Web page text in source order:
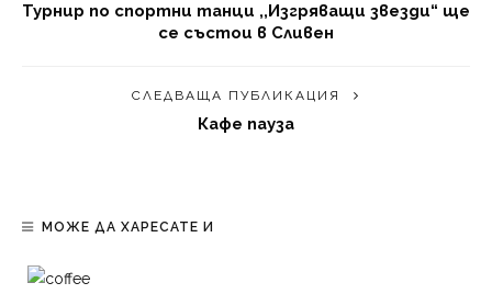
Турнир по спортни танци ,,Изгряващи звезди“ ще
се състои в Сливен
СЛЕДВАЩА ПУБЛИКАЦИЯ
Кафе пауза
МОЖЕ ДА ХАРЕСАТЕ И